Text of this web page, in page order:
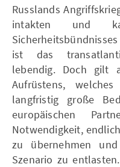
Russlands
intakten und
ist das
lebendig. Doch gilt
Aufrüstens,
langfristig große
europäischen
Notwendigkeit,
zu übernehmen
Szenario zu